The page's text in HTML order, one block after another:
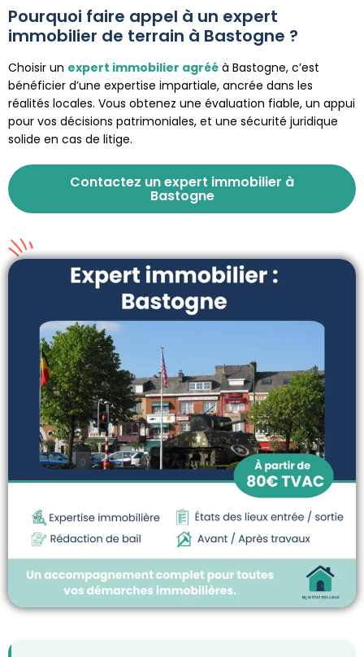
Pourquoi faire appel à un expert
immobilier de terrain à Bastogne ?
Choisir un expert immobilier agréé à Bastogne, c’est
bénéficier d’une expertise impartiale, ancrée dans les
réalités locales. Vous obtenez une évaluation fiable, un appui
pour vos décisions patrimoniales, et une sécurité juridique
solide en cas de litige.
Contactez un expert immobilier à
Bastogne